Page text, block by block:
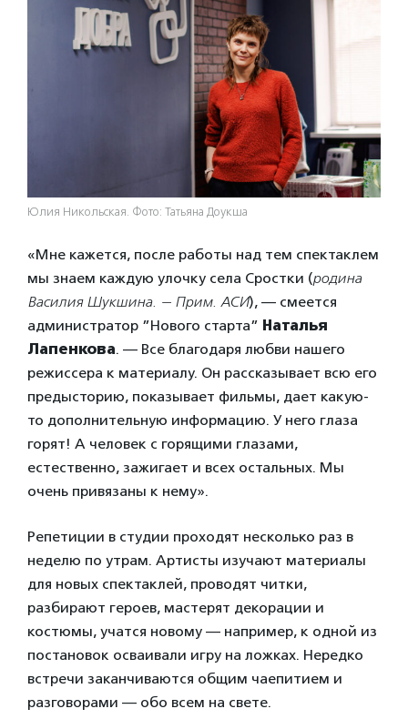
Юлия Никольская. Фото: Татьяна Доукша
«Мне кажется, после работы над тем спектаклем
мы знаем каждую улочку села Сростки (родина
Василия Шукшина. — Прим. АСИ), — смеется
администратор ”Нового старта” Наталья
Лапенкова. — Все благодаря любви нашего
режиссера к материалу. Он рассказывает всю его
предысторию, показывает фильмы, дает какую-
то дополнительную информацию. У него глаза
горят! А человек с горящими глазами,
естественно, зажигает и всех остальных. Мы
очень привязаны к нему».
Репетиции в студии проходят несколько раз в
неделю по утрам. Артисты изучают материалы
для новых спектаклей, проводят читки,
разбирают героев, мастерят декорации и
костюмы, учатся новому — например, к одной из
постановок осваивали игру на ложках. Нередко
встречи заканчиваются общим чаепитием и
разговорами — обо всем на свете.